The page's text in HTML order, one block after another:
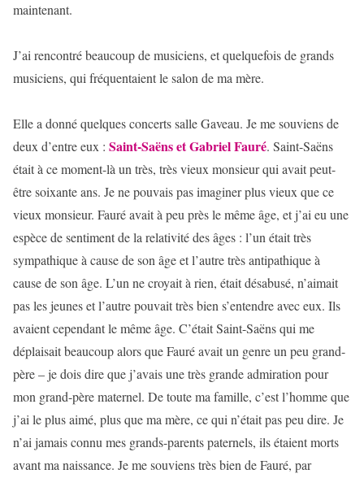
maintenant.
J’ai rencontré beaucoup de musiciens, et quelquefois de grands
musiciens, qui fréquentaient le salon de ma mère.
Elle a donné quelques concerts salle Gaveau. Je me souviens de
deux d’entre eux : Saint-Saëns et Gabriel Fauré. Saint-Saëns
était à ce moment-là un très, très vieux monsieur qui avait peut-
être soixante ans. Je ne pouvais pas imaginer plus vieux que ce
vieux monsieur. Fauré avait à peu près le même âge, et j’ai eu une
espèce de sentiment de la relativité des âges : l’un était très
sympathique à cause de son âge et l’autre très antipathique à
cause de son âge. L’un ne croyait à rien, était désabusé, n’aimait
pas les jeunes et l’autre pouvait très bien s’entendre avec eux. Ils
avaient cependant le même âge. C’était Saint-Saëns qui me
déplaisait beaucoup alors que Fauré avait un genre un peu grand-
père – je dois dire que j’avais une très grande admiration pour
mon grand-père maternel. De toute ma famille, c’est l’homme que
j’ai le plus aimé, plus que ma mère, ce qui n’était pas peu dire. Je
n’ai jamais connu mes grands-parents paternels, ils étaient morts
avant ma naissance. Je me souviens très bien de Fauré, par